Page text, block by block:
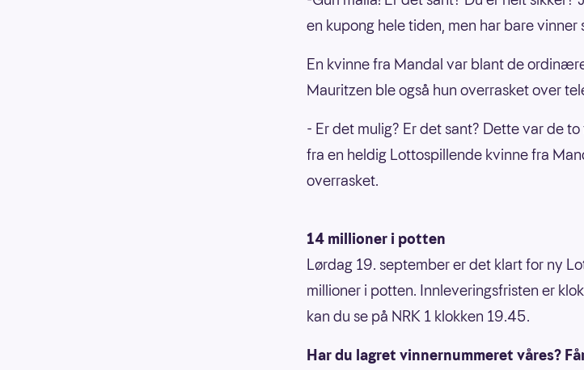
en kupong hele tiden, men har bare
En kvinne fra Mandal var blant de
Mauritzen ble også hun overrasket over
- Er det mulig? Er det sant? Dette var de
fra en heldig Lottospillende kvinne fra
overrasket.
14 millioner i potten
Lørdag 19. september er det klart for ny
millioner i potten. Innleveringsfristen er
kan du se på NRK 1 klokken 19.45.
Har du lagret vinnernummeret våres?